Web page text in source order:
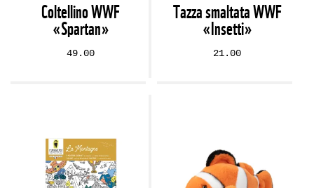
Coltellino WWF
«Spartan»
49.00
Tazza smaltata WWF
«Insetti»
21.00